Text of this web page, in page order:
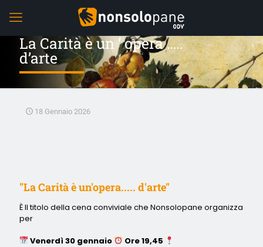
La Carità è un ‘ opera …..
d’arte
18 Gennaio 2026
"La Carità è un'opera..... d'arte"
È Il titolo della cena conviviale che Nonsolopane organizza
per
Venerdì 30 gennaio
Ore 19,45